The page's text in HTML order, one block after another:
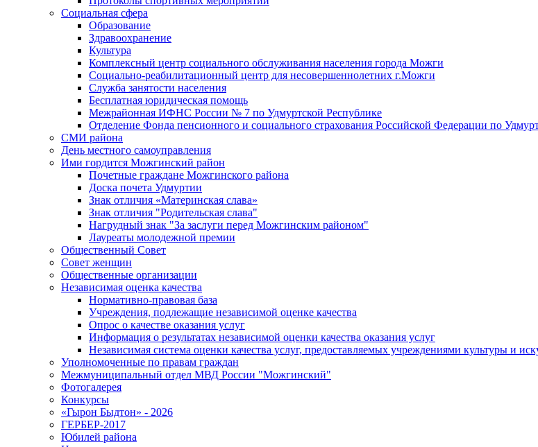
Социальная сфера
Образование
Здравоохранение
Культура
Комплексный центр социального обслуживания населения города Можги
Социально-реабилитационный центр для несовершеннолетних г.Можги
Служба занятости населения
Бесплатная юридическая помощь
Межрайонная ИФНС России № 7 по Удмуртской Республике
Отделение Фонда пенсионного и социального страхования Российской Федерации по
СМИ района
День местного самоуправления
Ими гордится Можгинский район
Почетные граждане Можгинского района
Доска почета Удмуртии
Знак отличия «Материнская слава»
Знак отличия "Родительская слава"
Нагрудный знак "За заслуги перед Можгинским районом"
Лауреаты молодежной премии
Общественный Совет
Совет женщин
Общественные организации
Независимая оценка качества
Нормативно-правовая база
Учреждения, подлежащие независимой оценке качества
Опрос о качестве оказания услуг
Информация о результатах независимой оценки качества оказания услуг
Независимая система оценки качества услуг, предоставляемых учреждениями культуры и
Уполномоченные по правам граждан
Межмуниципальный отдел МВД России "Можгинский"
Фотогалерея
Конкурсы
«Гырон Быдтон» - 2026
ГЕРБЕР-2017
Юбилей района